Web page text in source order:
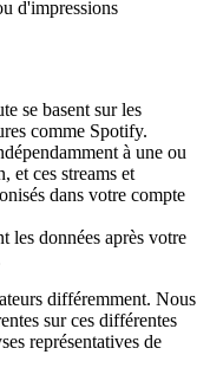
d'impressions
se basent sur les
comme Spotify.
à une ou
et ces streams et
dans votre compte
les données après votre
différemment. Nous
sur ces différentes
représentatives de